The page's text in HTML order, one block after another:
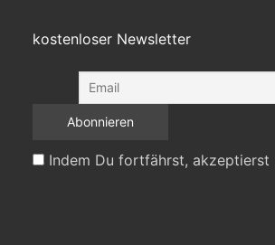
kostenloser Newsletter
Indem Du fortfährst, akzeptierst